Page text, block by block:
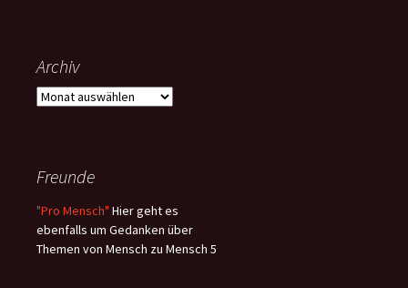
Archiv
Archiv
Freunde
"Pro Mensch" Hier geht es
ebenfalls um Gedanken über
Themen von Mensch zu Mensch 5